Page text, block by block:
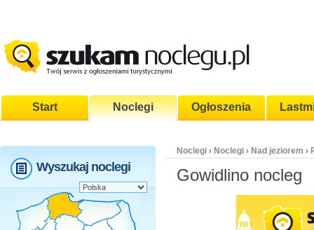
Start Noclegi Ogłoszenia
Wyszukaj noclegi
Noclegi › Noclegi › Nad jeziorem ›
Gowidlino nocleg